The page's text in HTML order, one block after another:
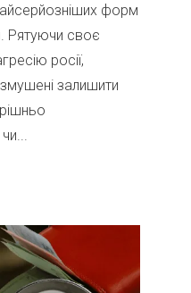
форм
Рятуючи своє
росії,
змушені залишити